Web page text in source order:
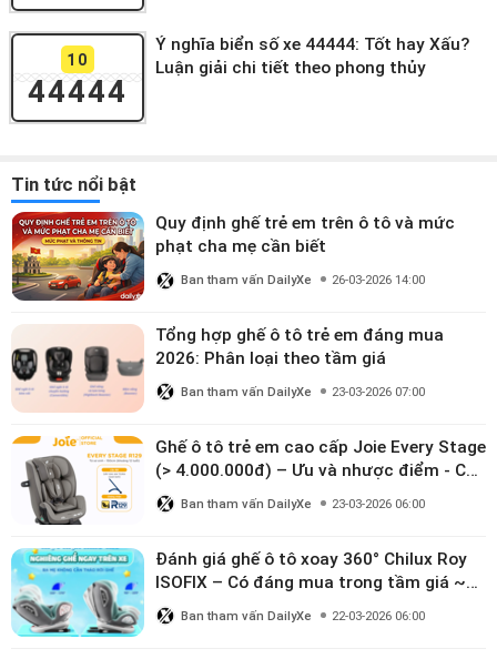
10
44444
Ý nghĩa biển số xe 44444: Tốt hay Xấu?
Luận giải chi tiết theo phong thủy
Tin tức nổi bật
Quy định ghế trẻ em trên ô tô và mức
phạt cha mẹ cần biết
Ban tham vấn DailyXe 26-03-2026 14:00
Tổng hợp ghế ô tô trẻ em đáng mua
2026: Phân loại theo tầm giá
Ban tham vấn DailyXe 23-03-2026 07:00
Ghế ô tô trẻ em cao cấp Joie Every Stage
(> 4.000.000đ) – Ưu và nhược điểm - Có
đáng đầu tư cho bé từ 0–12 tuổi?
Ban tham vấn DailyXe 23-03-2026 06:00
Đánh giá ghế ô tô xoay 360° Chilux Roy
ISOFIX – Có đáng mua trong tầm giá ~3
triệu
Ban tham vấn DailyXe 22-03-2026 06:00